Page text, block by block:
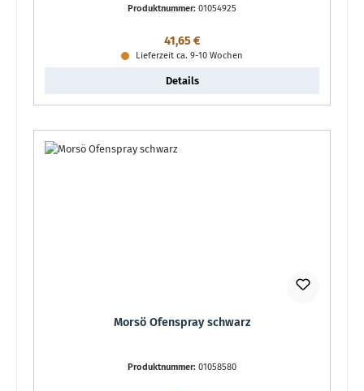
Produktnummer: 01054925
Regulärer Preis:
41,65 €
Lieferzeit ca. 9-10 Wochen
Details
Morsö Ofenspray schwarz
Produktnummer: 01058580